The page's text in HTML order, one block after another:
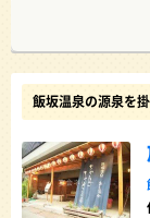
飯坂温泉の源泉を